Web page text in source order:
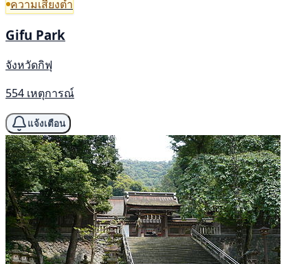
ความเสี่ยงต่ำ
Gifu Park
จังหวัดกิฟุ
554 เหตุการณ์
แจ้งเตือน